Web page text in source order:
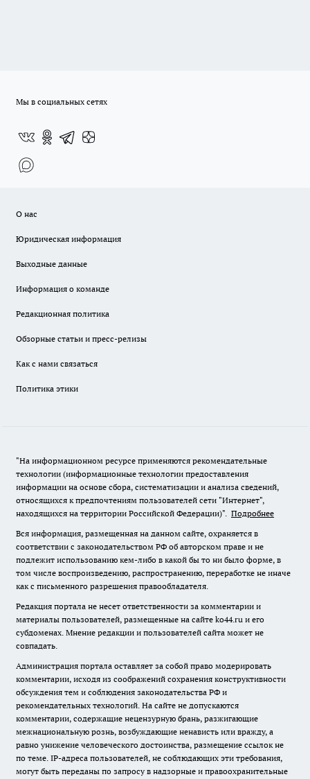
Мы в социальных сетях
О нас
Юридическая информация
Выходные данные
Информация о команде
Редакционная политика
Обзорные статьи и пресс-релизы
Как с нами связаться
Политика этики
"На информационном ресурсе применяются рекомендательные
технологии (информационные технологии предоставления
информации на основе сбора, систематизации и анализа сведений,
относящихся к предпочтениям пользователей сети "Интернет",
находящихся на территории Российской Федерации)". Подробнее
Вся информация, размещенная на данном сайте, охраняется в
соответствии с законодательством РФ об авторском праве и не
подлежит использованию кем-либо в какой бы то ни было форме, в
том числе воспроизведению, распространению, переработке не иначе
как с письменного разрешения правообладателя.
Редакция портала не несет ответственности за комментарии и
материалы пользователей, размещенные на сайте ko44.ru и его
субдоменах. Мнение редакции и пользователей сайта может не
совпадать.
Администрация портала оставляет за собой право модерировать
комментарии, исходя из соображений сохранения конструктивности
обсуждения тем и соблюдения законодательства РФ и
рекомендательных технологий. На сайте не допускаются
комментарии, содержащие нецензурную брань, разжигающие
межнациональную рознь, возбуждающие ненависть или вражду, а
равно унижение человеческого достоинства, размещение ссылок не
по теме. IP-адреса пользователей, не соблюдающих эти требования,
могут быть переданы по запросу в надзорные и правоохранительные